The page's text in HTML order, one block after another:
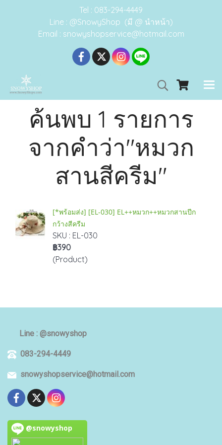
Tel : 083-294-4449
Line : @SnowyShop (มี @ นำหน้า)
Email : snowyshopservice@hotmail.com
ค้นพบ 1 รายการ
จากคำว่า"หมวก
สานสีครีม"
[*พร้อมส่ง] [EL-030] EL++หมวก++หมวกสานปีก
กว้างสีครีม
SKU : EL-030
฿390
(Product)
Line : @snowyshop
083-294-4449
snowyshopservice@hotmail.com
@snowyshop